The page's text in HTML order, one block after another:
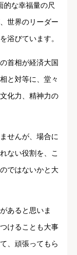
的な幸福量の尺
世界のリーダー
浴びています。
首相が経済大国
と対等に、堂々
化力、精神力の
せんが、場合に
ない役割を、こ
ではないかと大
あると思いま
けることも大事
、頑張ってもら